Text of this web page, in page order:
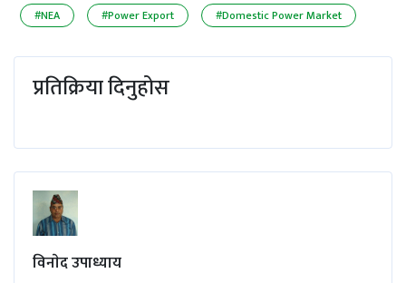
#NEA #Power Export #Domestic Power Market
प्रतिक्रिया दिनुहोस
विनाेद उपाध्याय